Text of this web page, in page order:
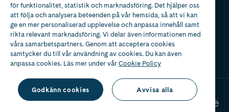
för funktionalitet, statistik och marknadsföring. Det hjälper oss
att följa och analysera beteenden på vår hemsida, så att vi kan
ge en mer personaliserad upplevelse och anpassa innehåll samt
rikta relevant marknadsföring. Vi delar även informationen med
våra samarbetspartners. Genom att acceptera cookies
samtycker du till vår användning av cookies. Du kan även
anpassa cookies. Läs mer under vårCookie Policy
Godkänn cookies Avvisa alla